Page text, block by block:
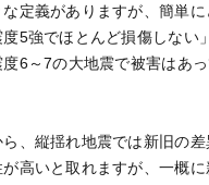
定義がありますが、簡単
5強でほとんど損傷しな
6～7の大地震で被害はあ
、縦揺れ地震では新旧の
高いと取れますが、一概